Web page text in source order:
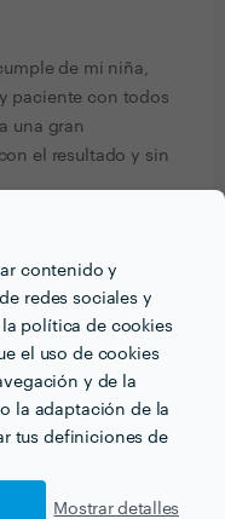
contenido y
redes sociales y
política de cookies
el uso de cookies
y de la
la adaptación de la
tus definiciones de
Mostrar detalles
de mi niña,
paciente con todos
una gran
el resultado y sin
quedo super